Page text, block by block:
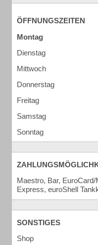
ÖFFNUNGSZEITEN
Montag
Dienstag
Mittwoch
Donnerstag
Freitag
Samstag
Sonntag
Maestro, Bar,
Express, euroShell
SONSTIGES
Shop